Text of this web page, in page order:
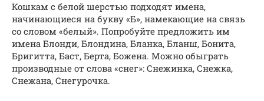
Кошкам с белой шерстью подходят имена,
начинающиеся на букву «Б», намекающие на связь
со словом «белый». Попробуйте предложить им
имена Блонди, Блондина, Бланка, Бланш, Бонита,
Бригитта, Баст, Берта, Божена. Можно обыграть
производные от слова «снег»: Снежинка, Снежка,
Снежана, Снегурочка.